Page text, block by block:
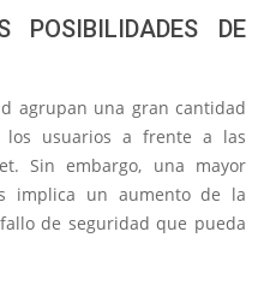
POSIBILIDADES DE
agrupan una gran cantidad
usuarios a frente a las
Sin embargo, una mayor
implica un aumento de la
de seguridad que pueda